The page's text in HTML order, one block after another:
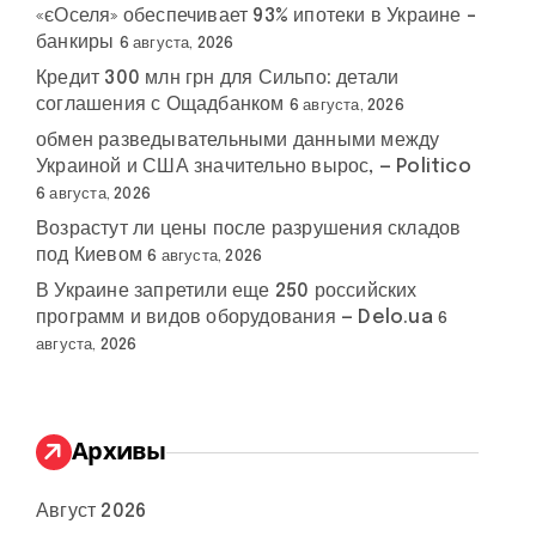
«єОселя» обеспечивает 93% ипотеки в Украине –
банкиры 6 августа, 2026
Кредит 300 млн грн для Сильпо: детали
соглашения с Ощадбанком 6 августа, 2026
обмен разведывательными данными между
Украиной и США значительно вырос, — Politico
6 августа, 2026
Возрастут ли цены после разрушения складов
под Киевом 6 августа, 2026
В Украине запретили еще 250 российских
программ и видов оборудования — Delo.ua 6
августа, 2026
Архивы
Август 2026